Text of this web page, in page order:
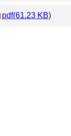
pdf(61.23 KB)